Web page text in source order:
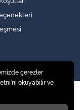
Ve Tic. Ltd. Şti.
çerezler
okuyabilir ve